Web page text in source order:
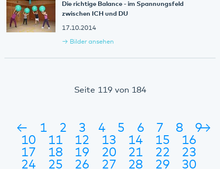
Die richtige Balance - im Spannungsfeld
zwischen ICH und DU
17.10.2014
Bilder ansehen
Seite 119 von 184
← 1 2 3 4 5 6 7 8
9
10
11 12 13 14 15
16
17
18 19 20 21 22
23
24
25 26 27 28 29
30
→